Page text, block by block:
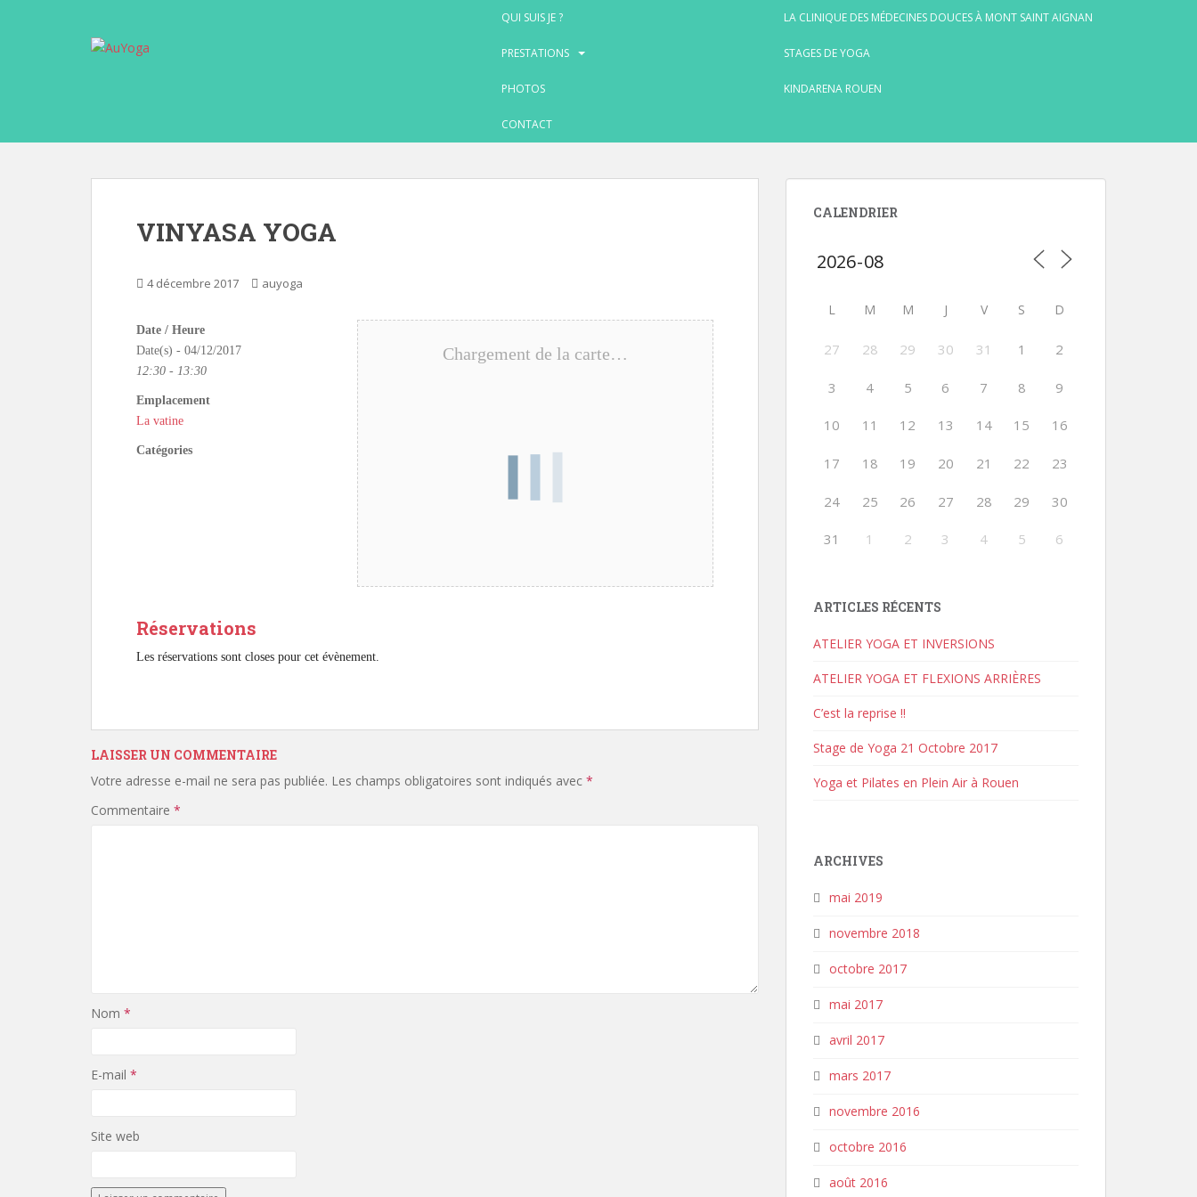
QUI SUIS JE ?
PRESTATIONS
PHOTOS
CONTACT
LA CLINIQUE DES MÉDECINES DOUCES À MONT SAINT AIGNAN
STAGES DE YOGA
KINDARENA ROUEN
VINYASA YOGA
4 décembre 2017 auyoga
Chargement de la carte…
Date / Heure
Date(s) - 04/12/2017
12:30 - 13:30
Emplacement
La vatine
Catégories
Réservations
Les réservations sont closes pour cet évènement.
LAISSER UN COMMENTAIRE
Votre adresse e-mail ne sera pas publiée. Les champs obligatoires sont indiqués avec *
Commentaire *
Nom *
E-mail *
Site web
CALENDRIER
L M M J V S D
27 28 29 30 31 1 2
3 4 5 6 7 8 9
10 11 12 13 14 15 16
17 18 19 20 21 22 23
24 25 26 27 28 29 30
31 1 2 3 4 5 6
ARTICLES RÉCENTS
ATELIER YOGA ET INVERSIONS
ATELIER YOGA ET FLEXIONS ARRIÈRES
C’est la reprise !!
Stage de Yoga 21 Octobre 2017
Yoga et Pilates en Plein Air à Rouen
ARCHIVES
mai 2019
novembre 2018
octobre 2017
mai 2017
avril 2017
mars 2017
novembre 2016
octobre 2016
août 2016